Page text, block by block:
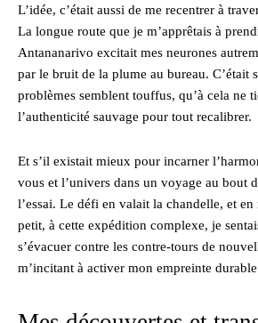
L’idée, c’était aussi de me recentrer à
La longue route que je m’apprêtais à
Antananarivo excitait mes neurones
par le bruit de la plume au bureau. C’était
problèmes semblent touffus, qu’à cela ne
l’authenticité sauvage pour tout recalibrer.
Et s’il existait mieux pour incarner
vous et l’univers dans un voyage au bout
l’essai. Le défi en valait la chandelle, et en
petit, à cette expédition complexe, je
s’évacuer contre les contre-tours de
m’incitant à activer mon empreinte